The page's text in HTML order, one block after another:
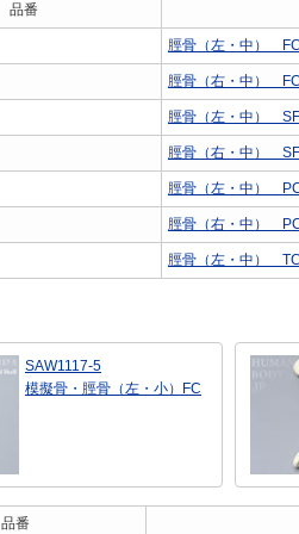
品番
脛骨（左・中）
脛骨（右・中）
脛骨（左・中） SF
脛骨（右・中） SF
脛骨（左・中）
脛骨（右・中）
脛骨（左・中）
SAW1117-5
模擬骨・脛骨（左・小）FC
品番